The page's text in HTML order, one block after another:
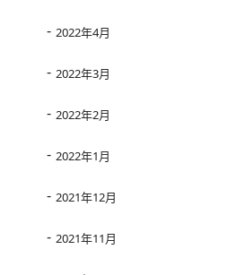
2022年4月
2022年3月
2022年2月
2022年1月
2021年12月
2021年11月